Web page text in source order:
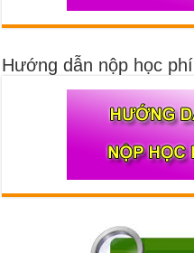
Hướng dẫn nộp học phí